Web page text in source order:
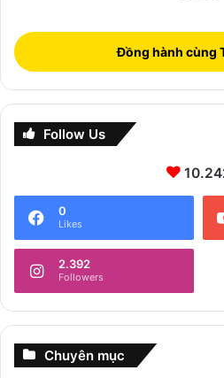
Đồng hành cùng
Follow Us
0
Likes
2.392
Followers
Chuyên mục